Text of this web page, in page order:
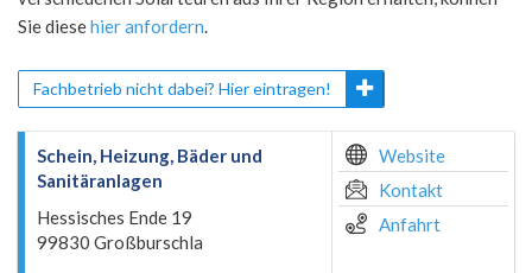
Sie diesehier anfordern.
Fachbetrieb nicht dabei? Hier eintragen!
Schein, Heizung, Bäder und
Sanitäranlagen
Hessisches Ende 19
99830 Großburschla
Website
Kontakt
Anfahrt